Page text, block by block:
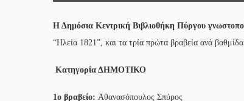
Η Δημόσια Κεντρική Βιβλιοθήκη Πύργου
“Ηλεία 1821”, και τα τρία πρώτα βραβεία ανά
Κατηγορία ΔΗΜΟΤΙΚΟ
1ο βραβείο: Αθανασόπουλος Σπύρος